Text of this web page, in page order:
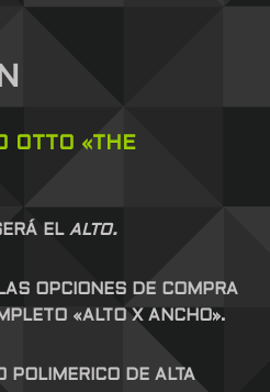
OTTO «THE
EL ALTO.
OPCIONES DE COMPRA
«ALTO X ANCHO».
POLIMERICO DE ALTA